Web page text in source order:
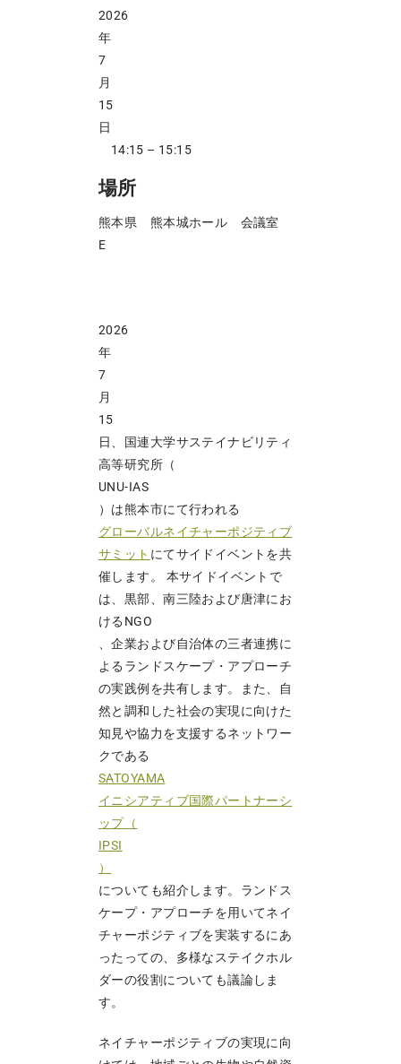
2026
年
7
月
15
日
14:15 – 15:15
場所
熊本県 熊本城ホール 会議室
E
2026
年
7
月
15
日、国連大学サステイナビリティ
高等研究所（
UNU-IAS
）は熊本市にて行われる
グローバルネイチャーポジティブ
サミット にてサイドイベントを共
催します。 本サイドイベントで
は、黒部、南三陸および唐津にお
けるNGO
、企業および自治体の三者連携に
よるランドスケープ・アプローチ
の実践例を共有します。また、自
然と調和した社会の実現に向けた
知見や協力を支援するネットワー
クである
SATOYAMA
イニシアティブ国際パートナーシ
ップ（
IPSI
）
についても紹介します。ランドス
ケープ・アプローチを用いてネイ
チャーポジティブを実装するにあ
ったっての、多様なステイクホル
ダーの役割についても議論しま
す。
ネイチャーポジティブの実現に向